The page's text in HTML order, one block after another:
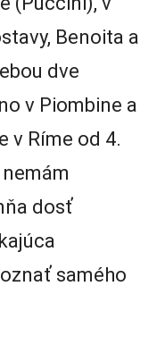
Benoita a
dve
v Piombine a
v Ríme od 4.
dosť
samého